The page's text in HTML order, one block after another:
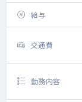
給与
交通費
勤務内容